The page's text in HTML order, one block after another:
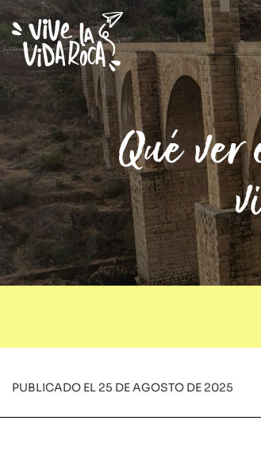
Qué
PUBLICADO EL 25 DE AGOSTO DE 2025